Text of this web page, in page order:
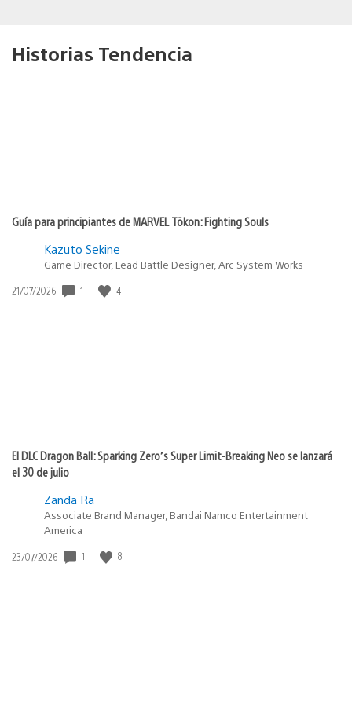
Historias Tendencia
Guía para principiantes de MARVEL Tōkon: Fighting Souls
Kazuto Sekine
Game Director, Lead Battle Designer, Arc System Works
Fecha
21/07/2026 1 4
El DLC Dragon Ball: Sparking Zero’s Super Limit-Breaking Neo se lanzará
el 30 de julio
Zanda Ra
Associate Brand Manager, Bandai Namco Entertainment
America
Fecha
23/07/2026 1 8